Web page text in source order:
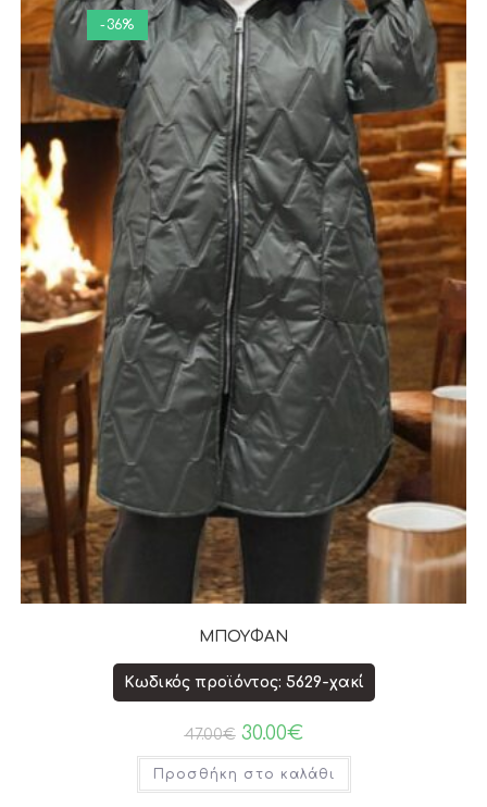
-36%
ΜΠΟΥΦΑΝ
Κωδικός προϊόντος: 5629-χακί
47.00€ 30.00€
Προσθήκη στο καλάθι